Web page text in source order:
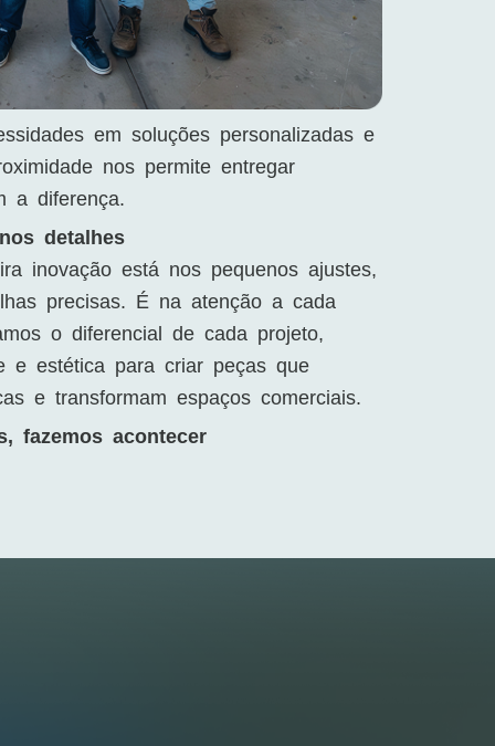
em soluções personalizadas e
nos permite entregar
a diferença.
detalhes
inovação está nos pequenos ajustes,
precisas. É na atenção a cada
o diferencial de cada projeto,
e estética para criar peças que
e transformam espaços comerciais.
fazemos acontecer